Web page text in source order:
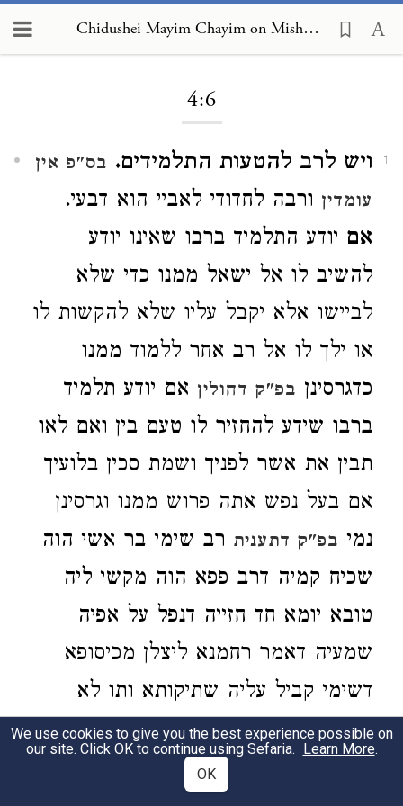
Chidushei Mayim Chayim on Mishneh Torah, Torah Study 4:6
4:6
1 ויש לרב להטעות התלמידים. בס"פ אין
עומדין ורבה לחדודי לאביי הוא דבעי.
אם יודע התלמיד ברבו שאינו יודע
להשיב לו אל ישאל ממנו כדי שלא
לביישו אלא יקבל עליו שלא להקשות לו
או ילך לו אל רב אחר ללמוד ממנו
כדגרסינן בפ"ק דחולין אם יודע תלמיד
ברבו שידע להחזיר לו טעם בין ואם לאו
תבין את אשר לפניך ושמת סכין בלועיך
אם בעל נפש אתה פרוש ממנו וגרסינן
נמי בפ"ק דתענית רב שימי בר אשי הוה
שכיח קמיה דרב פפא הוה מקשי ליה
טובא יומא חד חזייה דנפל על אפיה
שמעיה דאמר רחמנא ליצלן מכיסופא
דשימי קביל עליה שתיקותא ותו לא
אקשי ליה.
4:8
We use cookies to give you the best experience possible on
our site. Click OK to continue using Sefaria. Learn More.
OK